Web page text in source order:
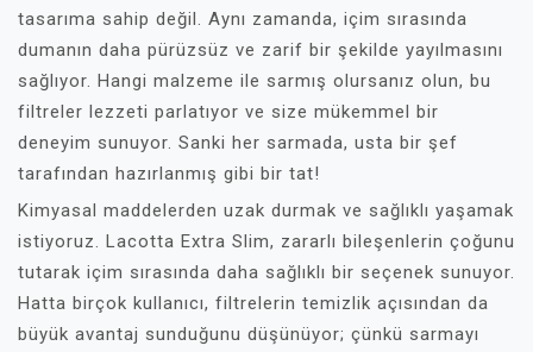
tasarıma sahip değil. Aynı zamanda, içim sırasında
dumanın daha pürüzsüz ve zarif bir şekilde yayılmasını
sağlıyor. Hangi malzeme ile sarmış olursanız olun, bu
filtreler lezzeti parlatıyor ve size mükemmel bir
deneyim sunuyor. Sanki her sarmada, usta bir şef
tarafından hazırlanmış gibi bir tat!
Kimyasal maddelerden uzak durmak ve sağlıklı yaşamak
istiyoruz. Lacotta Extra Slim, zararlı bileşenlerin çoğunu
tutarak içim sırasında daha sağlıklı bir seçenek sunuyor.
Hatta birçok kullanıcı, filtrelerin temizlik açısından da
büyük avantaj sunduğunu düşünüyor; çünkü sarmayı